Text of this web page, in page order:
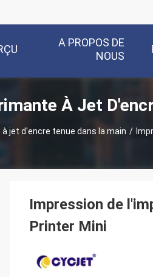
A PROPOS DE
NOUS
À Jet
à jet d'encre tenue dans la main /
Impression de
Printer Mini